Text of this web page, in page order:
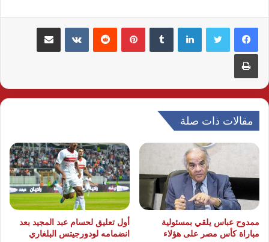
لينكدإن بينتيريست مشاركة عبر البريد
طباعة
مقالات ذات صلة
ممدوح عباس يلقي بمسئولية
مباراة كأس مصر على هؤلاء
أول تعليق لحسام عبد المجيد بعد
انضمامه لودورجيتس البلغاري